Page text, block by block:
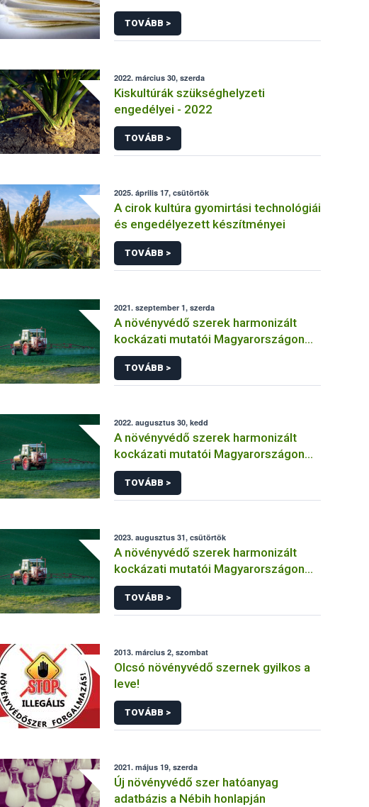
TOVÁBB >
2022. március 30, szerda
Kiskultúrák szükséghelyzeti
engedélyei - 2022
TOVÁBB >
2025. április 17, csütörtök
A cirok kultúra gyomirtási technológiái
és engedélyezett készítményei
TOVÁBB >
2021. szeptember 1, szerda
A növényvédő szerek harmonizált
kockázati mutatói Magyarországon
(2011-2019)
TOVÁBB >
2022. augusztus 30, kedd
A növényvédő szerek harmonizált
kockázati mutatói Magyarországon
(2011-2020) Másolat 1
TOVÁBB >
2023. augusztus 31, csütörtök
A növényvédő szerek harmonizált
kockázati mutatói Magyarországon
(2011-2020)
TOVÁBB >
2013. március 2, szombat
Olcsó növényvédő szernek gyilkos a
leve!
TOVÁBB >
2021. május 19, szerda
Új növényvédő szer hatóanyag
adatbázis a Nébih honlapján